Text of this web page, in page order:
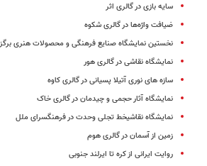
سایه بازی در گالری اثر
ضیافت واژه‌ها در گالری شکوه
نخستین نمایشگاه صنایع فرهنگی و محصولات هنری
نمایشگاه نقاشی در گالری هور
سازه های نوری آتیلا پسیانی در گالری کاوه
نمایشگاه آثار حجمی و چیدمان در گالری خاک
نمایشگاه نقاشیخط تجلی وحدت در فرهنگسرای ملل
زمین از آسمان در گالری هوم
روایت ایرانی از کره تا ایرلند جنوبی